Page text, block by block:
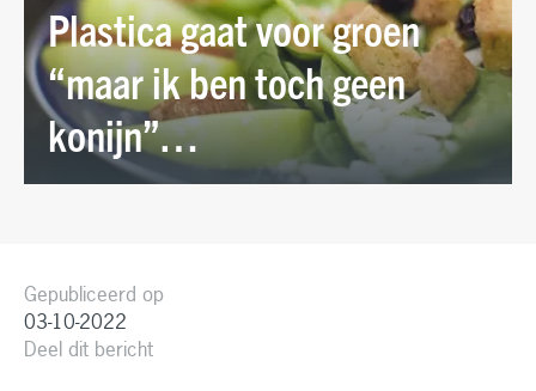
Plastica gaat voor groen
“maar ik ben toch geen
konijn”
Gepubliceerd op
03-10-2022
Deel dit bericht